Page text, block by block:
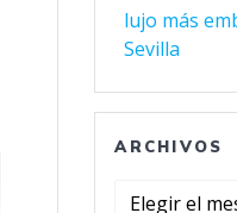
lujo más
Sevilla
ARCHIVOS
Archivos